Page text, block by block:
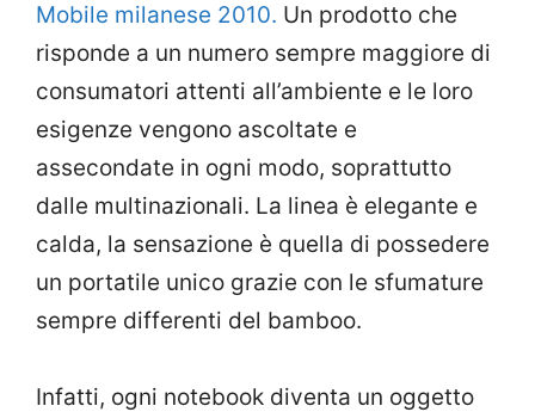
Mobile milanese 2010. Un prodotto che
risponde a un numero sempre maggiore di
consumatori attenti all’ambiente e le loro
esigenze vengono ascoltate e
assecondate in ogni modo, soprattutto
dalle multinazionali. La linea è elegante e
calda, la sensazione è quella di possedere
un portatile unico grazie con le sfumature
sempre differenti del bamboo.
Infatti, ogni notebook diventa un oggetto